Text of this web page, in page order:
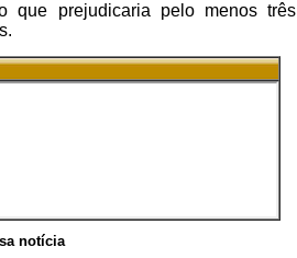
que prejudicaria pelo menos três
notícia